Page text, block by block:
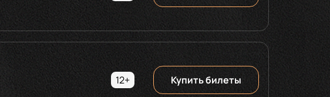
12+ Купить билеты